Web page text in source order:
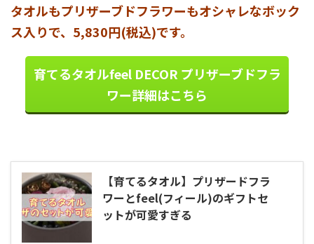
タオルもプリザーブドフラワーもオシャレなボック
ス入りで、5,830円(税込)です。
育てるタオルfeel DECOR プリザーブドフラ
ワー詳細はこちら
【育てるタオル】プリザードフラ
ワーとfeel(フィール)のギフトセ
ットが可愛すぎる